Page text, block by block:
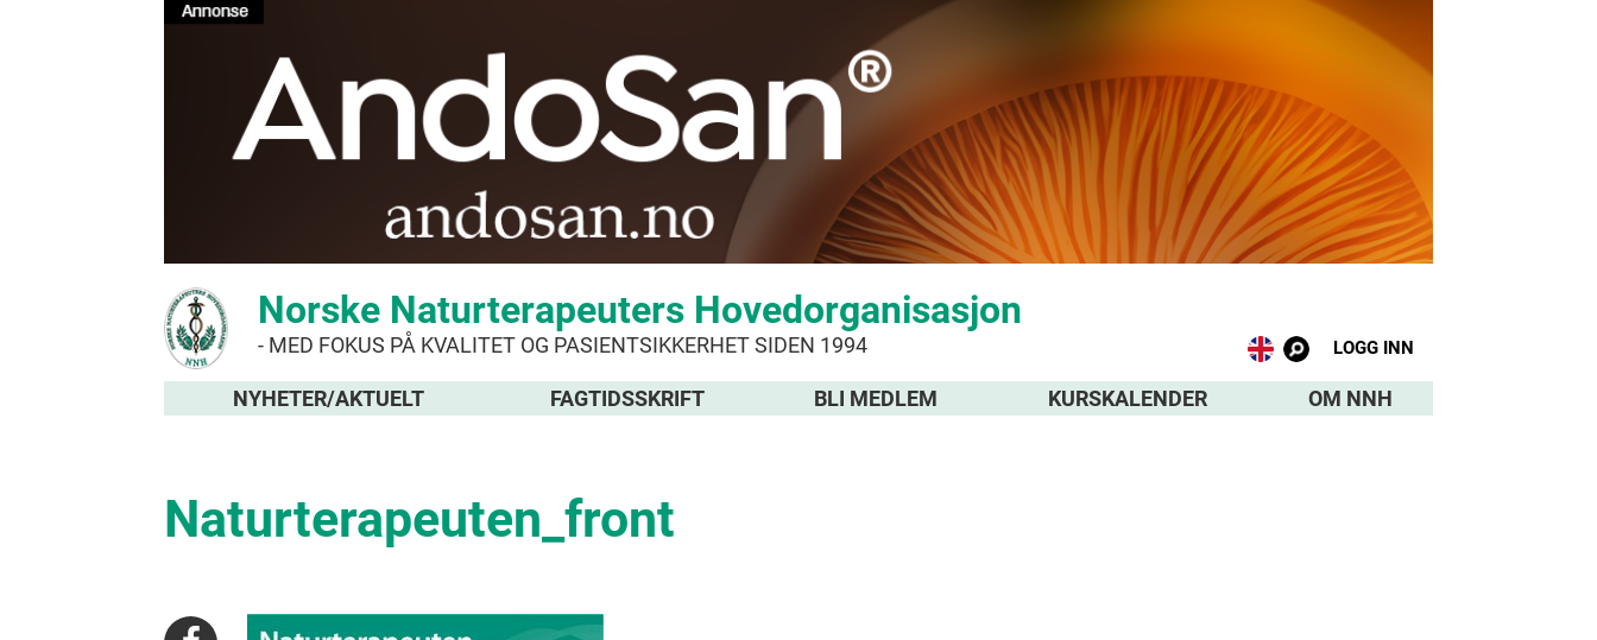
Norske Naturterapeuters Hovedorganisasjon
- MED FOKUS PÅ KVALITET OG PASIENTSIKKERHET SIDEN 1994 LOGG INN
NYHETER/AKTUELT FAGTIDSSKRIFT BLI MEDLEM KURSKALENDER OM NNH
Naturterapeuten_front